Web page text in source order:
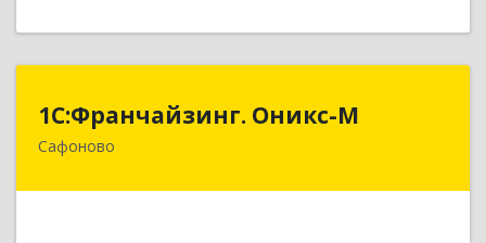
1С:Франчайзинг. Оникс-М
Сафоново
1С:Франчайзинг. Оникс-М
215500, Смоленская обл, Сафоновский р-н,